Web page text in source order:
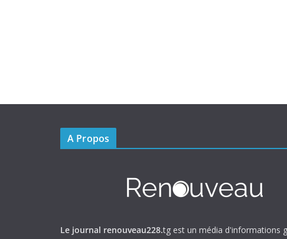
A Propos
Le journal renouveau228.tg est un média d'informations